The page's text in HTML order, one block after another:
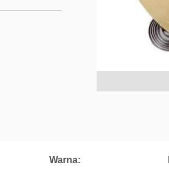
Warna: